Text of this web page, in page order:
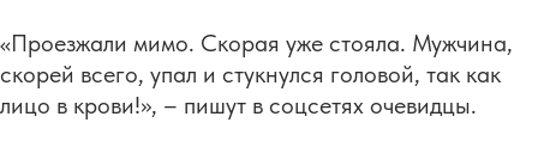
«Проезжали мимо. Скорая уже стояла. Мужчина,
скорей всего, упал и стукнулся головой, так как
лицо в крови!», – пишут в соцсетях очевидцы.